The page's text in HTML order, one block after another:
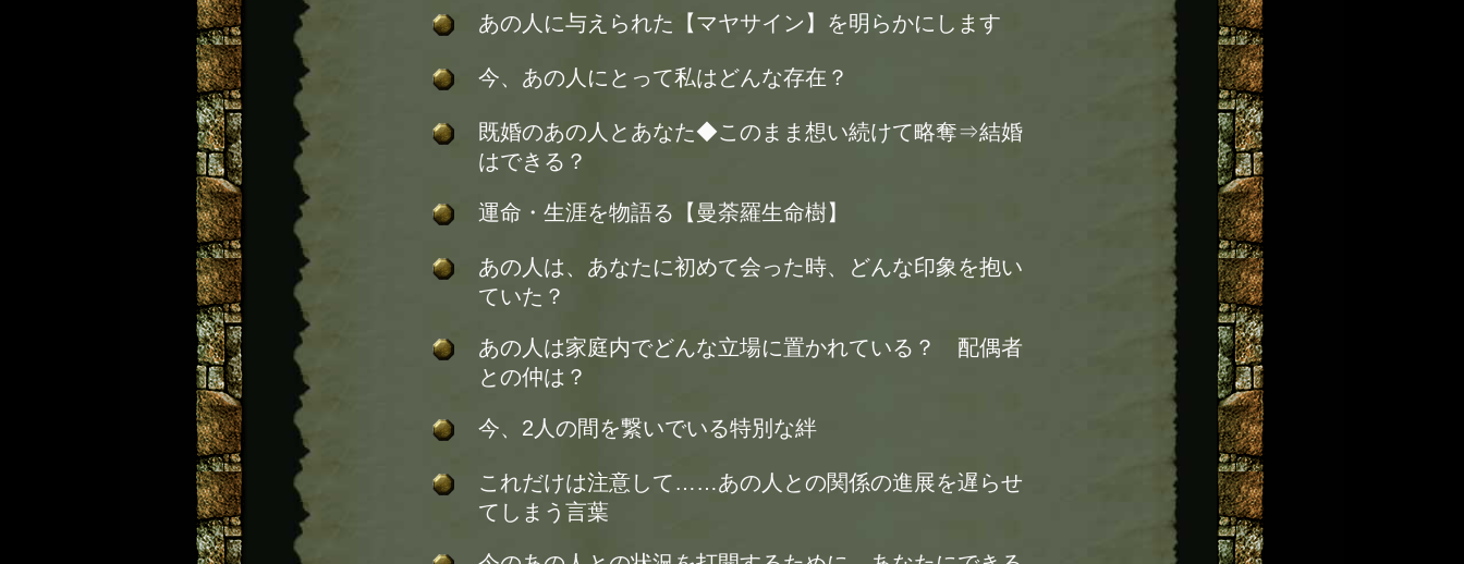
あの人に与えられた【マヤサイン】を明らかにします
今、あの人にとって私はどんな存在？
既婚のあの人とあなた◆このまま想い続けて略奪⇒結婚
はできる？
運命・生涯を物語る【曼荼羅生命樹】
あの人は、あなたに初めて会った時、どんな印象を抱い
ていた？
あの人は家庭内でどんな立場に置かれている？ 配偶者
との仲は？
今、2人の間を繋いでいる特別な絆
これだけは注意して……あの人との関係の進展を遅らせ
てしまう言葉